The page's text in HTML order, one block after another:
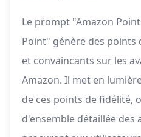
Le prompt "Amazon
Point" génère des points
et convaincants sur les
Amazon. Il met en
de ces points de fidélité,
d'ensemble détaillée des